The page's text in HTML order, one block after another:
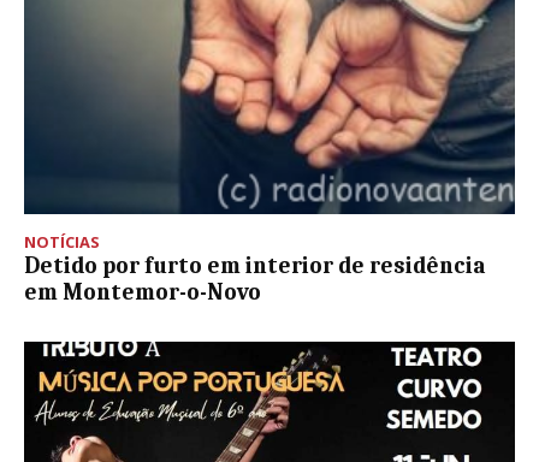
NOTÍCIAS
Detido por furto em interior de residência
em Montemor-o-Novo